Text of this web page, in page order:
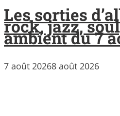
Les sorties
rock, jazz,
ambient du 7
7 août 20268 août 2026